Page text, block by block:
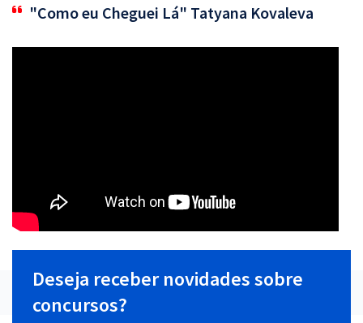
"Como eu Cheguei Lá" Tatyana Kovaleva
Deseja receber novidades sobre
concursos?